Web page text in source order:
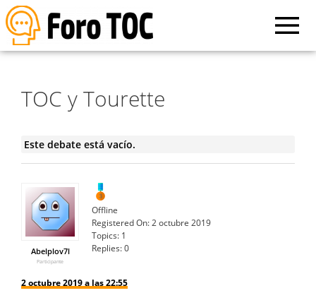
TOC y Tourette
Este debate está vacío.
Abelplov7l
Participante
Offline
Registered On:2 octubre 2019
Topics: 1
Replies:0
2 octubre 2019 a las 22:55